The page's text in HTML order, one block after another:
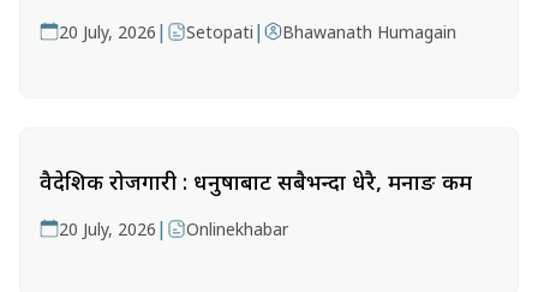
20 July, 2026 | Setopati | Bhawanath Humagain
वैदेशिक रोजगारी : धनुषाबाट सबैभन्दा धेरै, मनाङ कम
20 July, 2026 | Onlinekhabar